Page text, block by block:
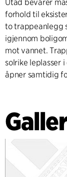
Utad bevarer
forhold til
to trappeanlegg
igjennom
mot vannet.
solrike leplasser
åpner samtidig